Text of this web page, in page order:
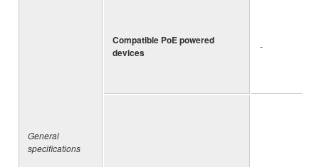
General
specifications
Compatible PoE powered
devices
-